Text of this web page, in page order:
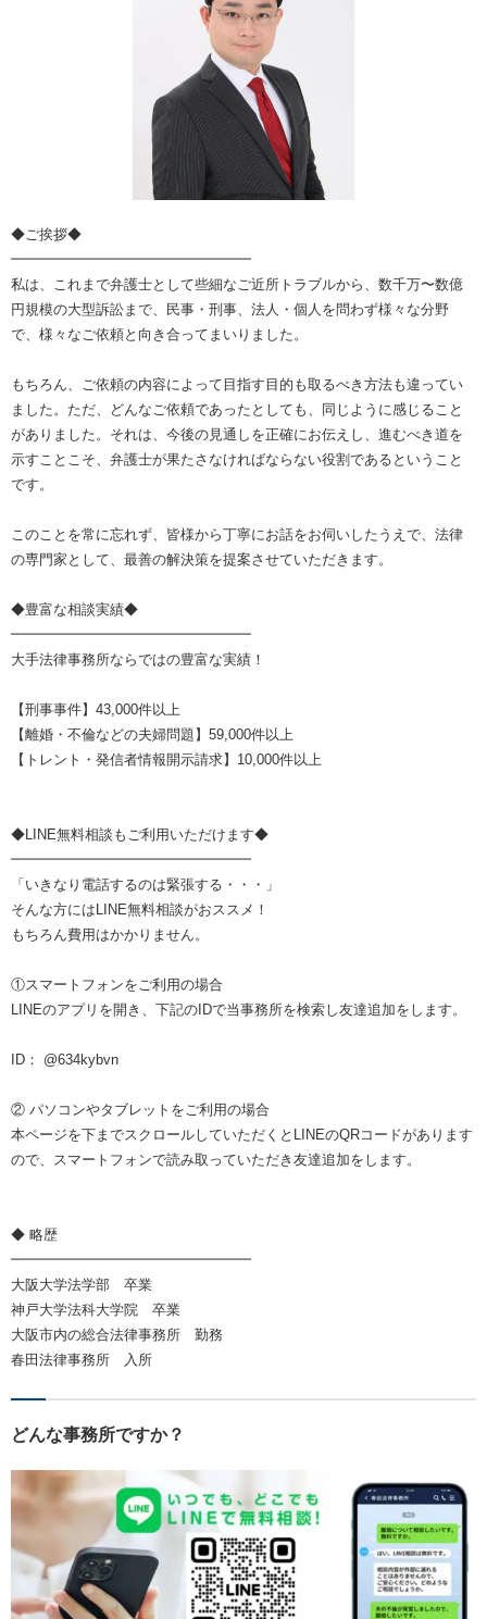
◆ご挨拶◆
━━━━━━━━━━━━━━━━━
私は、これまで弁護士として些細なご近所トラブルから、数千万〜数億
円規模の大型訴訟まで、民事・刑事、法人・個人を問わず様々な分野
で、様々なご依頼と向き合ってまいりました。
もちろん、ご依頼の内容によって目指す目的も取るべき方法も違ってい
ました。ただ、どんなご依頼であったとしても、同じように感じること
がありました。それは、今後の見通しを正確にお伝えし、進むべき道を
示すことこそ、弁護士が果たさなければならない役割であるということ
です。
このことを常に忘れず、皆様から丁寧にお話をお伺いしたうえで、法律
の専門家として、最善の解決策を提案させていただきます。
◆豊富な相談実績◆
━━━━━━━━━━━━━━━━━
大手法律事務所ならではの豊富な実績！
【刑事事件】43,000件以上
【離婚・不倫などの夫婦問題】59,000件以上
【トレント・発信者情報開示請求】10,000件以上
◆LINE無料相談もご利用いただけます◆
━━━━━━━━━━━━━━━━━
「いきなり電話するのは緊張する・・・」
そんな方にはLINE無料相談がおススメ！
もちろん費用はかかりません。
①スマートフォンをご利用の場合
LINEのアプリを開き、下記のIDで当事務所を検索し友達追加をします。
ID： @634kybvn
② パソコンやタブレットをご利用の場合
本ページを下までスクロールしていただくとLINEのQRコードがあります
ので、スマートフォンで読み取っていただき友達追加をします。
◆ 略歴
━━━━━━━━━━━━━━━━━
大阪大学法学部 卒業
神戸大学法科大学院 卒業
大阪市内の総合法律事務所 勤務
春田法律事務所 入所
どんな事務所ですか？